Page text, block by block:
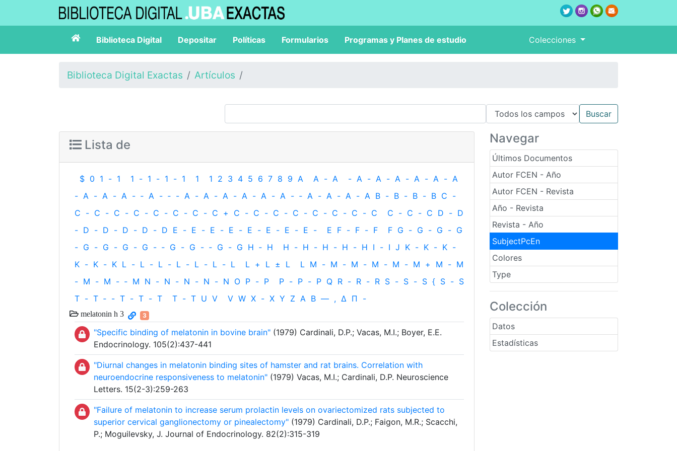
Biblioteca Digital Depositar Políticas Formularios Programas y Planes de estudio Colecciones
Biblioteca Digital Exactas Artículos
Navegar
Últimos Documentos
Autor FCEN - Año
Autor FCEN - Revista
Año - Revista
Revista - Año
SubjectPcEn
Colores
Type
Colección
Datos
Estadísticas
Lista de
$ 0 1 - 1 1 - 1 - 1 - 1 1 1 2 3 4 5 6 7 8 9 A A - A - A - A - A - A - A - A
- A - A - A - ‐ A - ‐ - A - A - A - A - A - A - ‐ A - A - A - A B - B - B - B C -
C - C - C - C - C - C - C - C + C - C - C - C - C - C - C - C C - C - C D - D
- D - D - D - D - D E - E - E - E - E - E - E - E - E F - F - F F G - G - G - G
- G - G - G - G - ‐ G - G - ‐ G - G H ‐ H H - H - H - H - H I - I J K - K - K -
K - K - K L - L - L - L - L - L - L L + L ± L L M - M - M - M - M - M + M - M
- M - M - ‐ M N - N - N - N - N O P - P P - P - P Q R - R - R S - S - S { S - S
T - T ‐ - T - T - T T - T U V V W X - X Y Z Α Β — , Δ Π -
melatonin h 3 3
"Specific binding of melatonin in bovine brain" (1979) Cardinali, D.P.; Vacas, M.I.; Boyer, E.E.
Endocrinology. 105(2):437-441
"Diurnal changes in melatonin binding sites of hamster and rat brains. Correlation with
neuroendocrine responsiveness to melatonin" (1979) Vacas, M.I.; Cardinali, D.P. Neuroscience
Letters. 15(2-3):259-263
"Failure of melatonin to increase serum prolactin levels on ovariectomized rats subjected to
superior cervical ganglionectomy or pinealectomy" (1979) Cardinali, D.P.; Faigon, M.R.; Scacchi,
P.; Moguilevsky, J. Journal of Endocrinology. 82(2):315-319